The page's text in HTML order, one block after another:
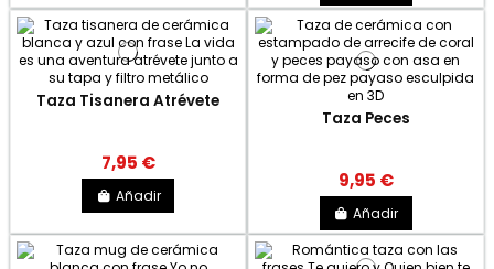
Taza Tisanera Atrévete
7,95 €
Añadir
Taza Peces
9,95 €
Añadir